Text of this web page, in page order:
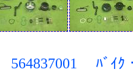
564837001 ﾊﾞｲｸ